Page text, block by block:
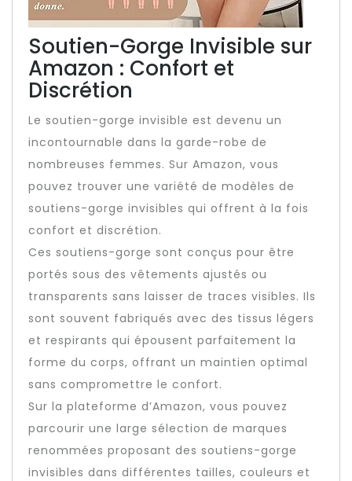
Soutien-Gorge Invisible sur
Amazon : Confort et
Discrétion
Le soutien-gorge invisible est devenu un
incontournable dans la garde-robe de
nombreuses femmes. Sur Amazon, vous
pouvez trouver une variété de modèles de
soutiens-gorge invisibles qui offrent à la fois
confort et discrétion.
Ces soutiens-gorge sont conçus pour être
portés sous des vêtements ajustés ou
transparents sans laisser de traces visibles. Ils
sont souvent fabriqués avec des tissus légers
et respirants qui épousent parfaitement la
forme du corps, offrant un maintien optimal
sans compromettre le confort.
Sur la plateforme d’Amazon, vous pouvez
parcourir une large sélection de marques
renommées proposant des soutiens-gorge
invisibles dans différentes tailles, couleurs et